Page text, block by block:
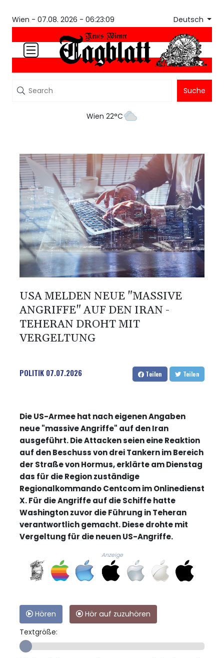
Wien - 07.08. 2026 - 06:23:09 Deutsch
Suche
Wien 22°C
USA MELDEN NEUE "MASSIVE
ANGRIFFE" AUF DEN IRAN -
TEHERAN DROHT MIT
VERGELTUNG
POLITIK 07.07.2026 Teilen Teilen
Die US-Armee hat nach eigenen Angaben
neue "massive Angriffe" auf den Iran
ausgeführt. Die Attacken seien eine Reaktion
auf den Beschuss von drei Tankern im Bereich
der Straße von Hormus, erklärte am Dienstag
das für die Region zuständige
Regionalkommando Centcom im Onlinedienst
X. Für die Angriffe auf die Schiffe hatte
Washington zuvor die Führung in Teheran
verantwortlich gemacht. Diese drohte mit
Vergeltung für die neuen US-Angriffe.
Anzeige
Hören
Hör auf zuzuhören
Textgröße: